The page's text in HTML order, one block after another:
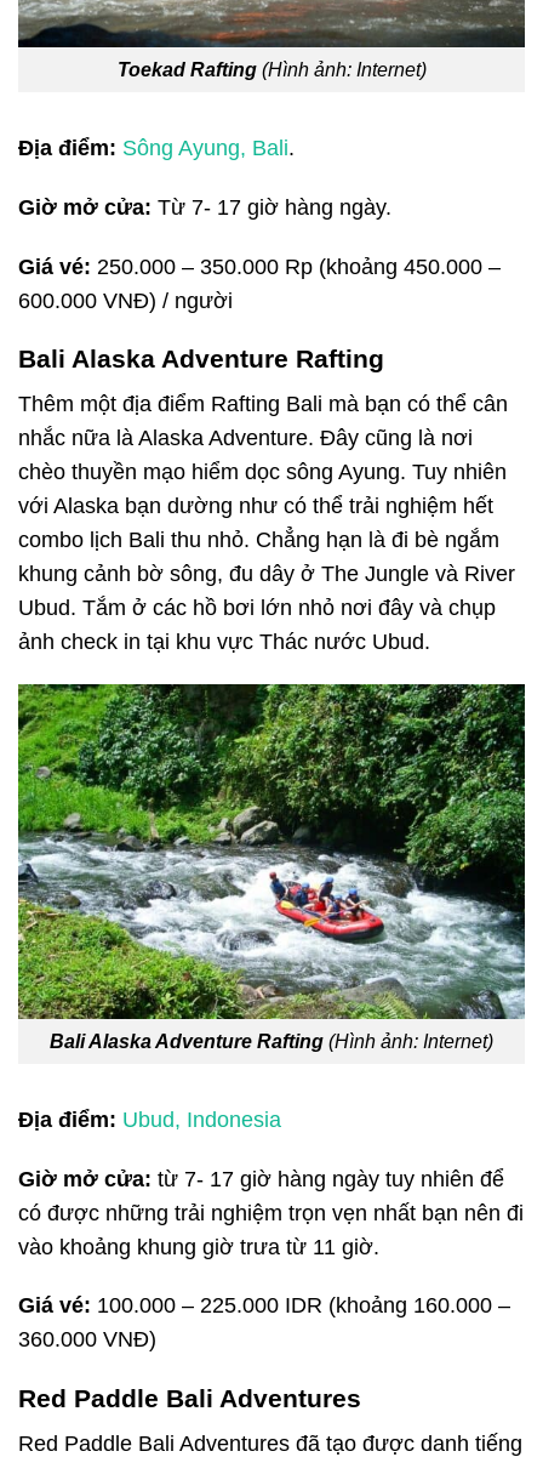
Toekad Rafting (Hình ảnh: Internet)
Địa điểm: Sông Ayung, Bali.
Giờ mở cửa: Từ 7- 17 giờ hàng ngày.
Giá vé: 250.000 – 350.000 Rp (khoảng 450.000 –
600.000 VNĐ) / người
Bali Alaska Adventure Rafting
Thêm một địa điểm Rafting Bali mà bạn có thể cân
nhắc nữa là Alaska Adventure. Đây cũng là nơi
chèo thuyền mạo hiểm dọc sông Ayung. Tuy nhiên
với Alaska bạn dường như có thể trải nghiệm hết
combo lịch Bali thu nhỏ. Chẳng hạn là đi bè ngắm
khung cảnh bờ sông, đu dây ở The Jungle và River
Ubud. Tắm ở các hồ bơi lớn nhỏ nơi đây và chụp
ảnh check in tại khu vực Thác nước Ubud.
Bali Alaska Adventure Rafting (Hình ảnh: Internet)
Địa điểm: Ubud, Indonesia
Giờ mở cửa: từ 7- 17 giờ hàng ngày tuy nhiên để
có được những trải nghiệm trọn vẹn nhất bạn nên đi
vào khoảng khung giờ trưa từ 11 giờ.
Giá vé: 100.000 – 225.000 IDR (khoảng 160.000 –
360.000 VNĐ)
Red Paddle Bali Adventures
Red Paddle Bali Adventures đã tạo được danh tiếng